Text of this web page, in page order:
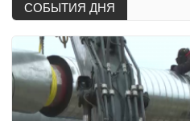
СОБЫТИЯ ДНЯ